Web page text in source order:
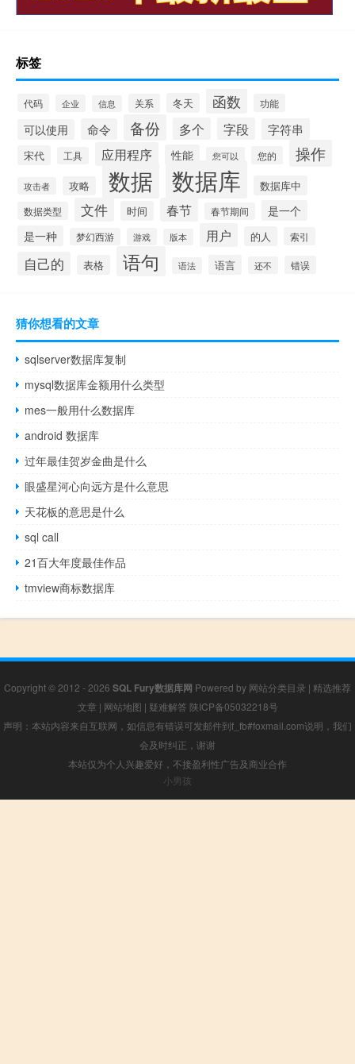
标签
代码 企业 信息 关系 冬天 函数 功能
可以使用 命令 备份 多个 字段 字符串
宋代 工具 应用程序 性能 您可以 您的 操作
攻击者 攻略 数据 数据库 数据库中
数据类型 文件 时间 春节 春节期间
是一个
是一种
梦幻西游 游戏 版本 用户 的人 索引
自己的 表格 语句 语法 语言 还不 错误
猜你想看的文章
sqlserver数据库复制
mysql数据库金额用什么类型
mes一般用什么数据库
android 数据库
过年最佳贺岁金曲是什么
眼盛星河心向远方是什么意思
天花板的意思是什么
sql call
21百大年度最佳作品
tmview商标数据库
Copyright © 2012 - 2026 SQL Fury数据库网 Powered by 网站分类目录 | 精选推荐
文章 | 网站地图 | 疑难解答 陕ICP备05032218号
声明：本站内容来自互联网，如信息有错误可发邮件到f_fb#foxmail.com说明，我们
会及时纠正，谢谢
本站仅为个人兴趣爱好，不接盈利性广告及商业合作
小男孩